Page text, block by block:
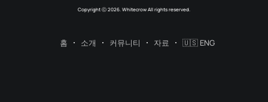
Copyright ⓒ 2026. Whitecrow All rights reserved.
홈 소개 커뮤니티 자료 🇺🇸 ENG